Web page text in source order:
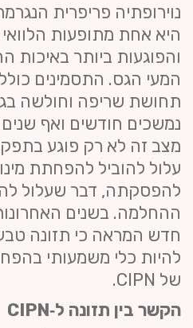
היא אחת מתופעות
והפוגעות ביותר באיכות
המעי הגס. התסמינים
תחושת שריפה וחולשה
נמשכים חודשים ואף
מצב זה לא רק פוגע
עלול להוביל להפחתת
להפסקתה, דבר שעלול
ההחלמה. בשנים
חדש המראה כי תזונה
להיות כלי משמעותי
של CIPN.
הקשר בין תזונה ל‑CIPN